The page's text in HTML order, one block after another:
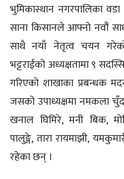
भुमिकास्थान नगरपालिका
साना किसानले आफ्नो नवौं
साथै नयाँ नेतृत्व चयन
भट्टराईको अध्यक्षतामा ९
गरिएको शाखाका प्रबन्धक
जसको उपाध्यक्षमा नमकला
खनाल घिमिरे, मनी बिक,
पालुङ्गे, तारा रायमाझी,
रहेका छन् ।